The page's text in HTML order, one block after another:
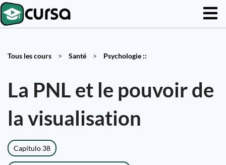
Tous les cours > Santé > Psychologie ::
La PNL et le pouvoir de
la visualisation
Capítulo 38